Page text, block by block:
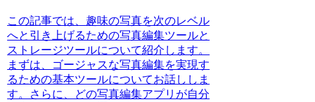
この記事では、趣味の写真を次のレベル
へと引き上げるための写真編集ツールと
ストレージツールについて紹介します。
まずは、ゴージャスな写真編集を実現す
るための基本ツールについてお話ししま
す。さらに、どの写真編集アプリが自分